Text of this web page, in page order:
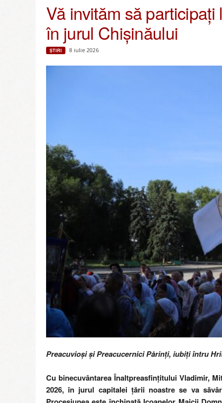
Vă invităm să
în jurul Chișinăului
ŞTIRI 8 iulie 2026
Preacuvioși și Preacucernici Părinți, iubiți întru
Cu binecuvântarea Înaltpreasfințitului Vladimir,
2026, în jurul capitalei țării noastre se va